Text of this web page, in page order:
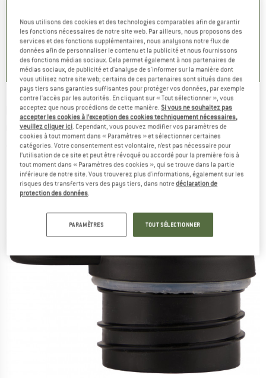
)
31,96 €
+10
4,9( 7)
+4
4,6(18)
ESBIT -Pictor Verschluss für Sportflaschen -
Capuchon
(0)
Nous utilisons des cookies et des technologies comparables afin de garantir
les fonctions nécessaires de notre site web. Par ailleurs, nous proposons des
services et des fonctions supplémentaires, nous analysons notre flux de
données afin de personnaliser le contenu et la publicité et nous fournissons
des fonctions médias sociaux. Cela permet également à nos partenaires de
médias sociaux, de publicité et d'analyse de s'informer sur la manière dont
vous utilisez notre site web; certains de ces partenaires sont situés dans des
pays tiers sans garanties suffisantes pour protéger vos données, par exemple
contre l'accès par les autorités. En cliquant sur « Tout sélectionner », vous
acceptez que nous procédions de cette manière.Si vous ne souhaitez pas
accepter les cookies à l’exception des cookies techniquement nécessaires,
veuillez cliquer ici. Cependant, vous pouvez modifier vos paramètres de
cookies à tout moment dans « Paramètres » et sélectionner certaines
catégories. Votre consentement est volontaire, n’est pas nécessaire pour
l’utilisation de ce site et peut être révoqué ou accordé pour la première fois à
tout moment dans « Paramètres des cookies », qui se trouve dans la partie
inférieure de notre site. Vous trouverez plus d'informations, également sur les
risques des transferts vers des pays tiers, dans notredéclaration de
protection des données.
PARAMÈTRES TOUT SÉLECTIONNER